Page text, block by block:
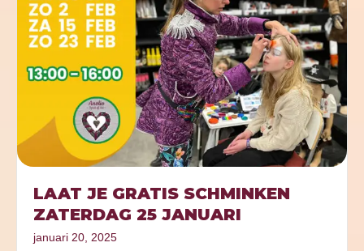
LAAT JE GRATIS SCHMINKEN
ZATERDAG 25 JANUARI
januari 20, 2025